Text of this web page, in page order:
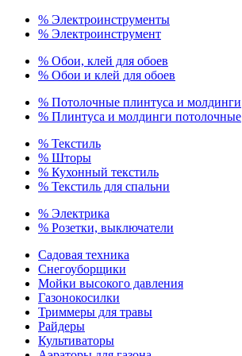
% Электроинструменты
% Электроинструмент
% Обои, клей для обоев
% Обои и клей для обоев
% Потолочные плинтуса и молдинги
% Плинтуса и молдинги потолочные
% Текстиль
% Шторы
% Кухонный текстиль
% Текстиль для спальни
% Электрика
% Розетки, выключатели
Садовая техника
Снегоуборщики
Мойки высокого давления
Газонокосилки
Триммеры для травы
Райдеры
Культиваторы